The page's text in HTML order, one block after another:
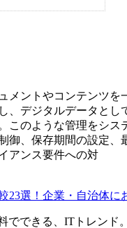
メントやコンテンツ
、デジタルデータと
このような管理をシ
御、保存期間の設定
アンス要件への対
23選！企業・自治体に
できる、ITトレンド